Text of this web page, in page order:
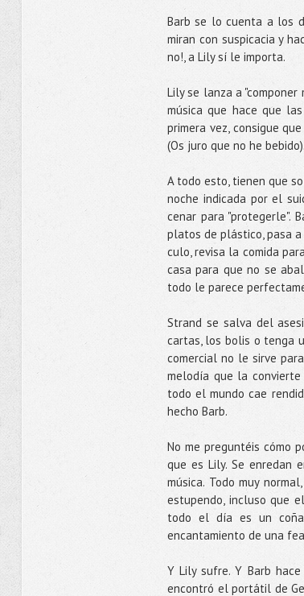
Barb se lo cuenta a los
miran con suspicacia y
no!, a Lily sí le importa.
Lily se lanza a
música que hace que
primera vez, consigue
(Os juro que no he bebido).
A todo esto, tienen que
noche indicada por el
cenar para "protegerle".
platos de plástico, pasa
culo, revisa la comida
casa para que no se
todo le parece
Strand se salva del
cartas, los bolis o tenga
comercial no le sirve
melodía que la
todo el mundo cae
hecho Barb.
No me preguntéis cómo
que es Lily. Se enredan
música. Todo muy
estupendo, incluso que
todo el día es un
encantamiento de una
Y Lily sufre. Y Barb
encontró el portátil de